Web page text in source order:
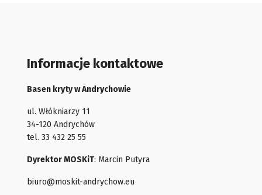
Informacje kontaktowe
Basen kryty w Andrychowie
ul. Włókniarzy 11
34-120 Andrychów
tel. 33 432 25 55
Dyrektor MOSKiT: Marcin Putyra
biuro@moskit-andrychow.eu